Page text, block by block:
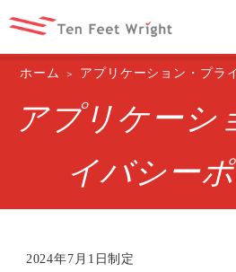
ホーム アプリケーション・プラ
アプリケーシ
イバシー
2024年7月1日制定